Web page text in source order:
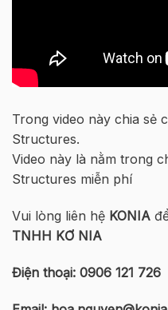
Trong video này chia sẻ
Structures.
Video này là nằm trong
Structures miễn phí
Vui lòng liên hệ KONIA
TNHH KƠ NIA
Điện thoại: 0906 121 726